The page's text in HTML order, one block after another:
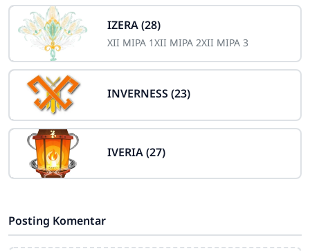
IZERA (28)
XII MIPA 1XII MIPA 2XII MIPA 3
INVERNESS (23)
IVERIA (27)
Posting Komentar